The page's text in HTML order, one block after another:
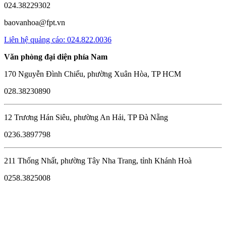
024.38229302
baovanhoa@fpt.vn
Liên hệ quảng cáo: 024.822.0036
Văn phòng đại diện phía Nam
170 Nguyễn Đình Chiểu, phường Xuân Hòa, TP HCM
028.38230890
12 Trương Hán Siêu, phường An Hải, TP Đà Nẵng
0236.3897798
211 Thống Nhất, phường Tây Nha Trang, tỉnh Khánh Hoà
0258.3825008